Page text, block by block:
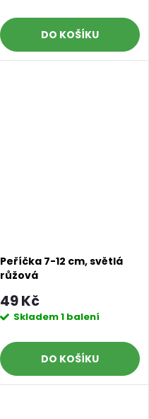
DO KOŠÍKU
Peříčka 7-12 cm, světlá
růžová
49 Kč
Skladem1 balení
DO KOŠÍKU